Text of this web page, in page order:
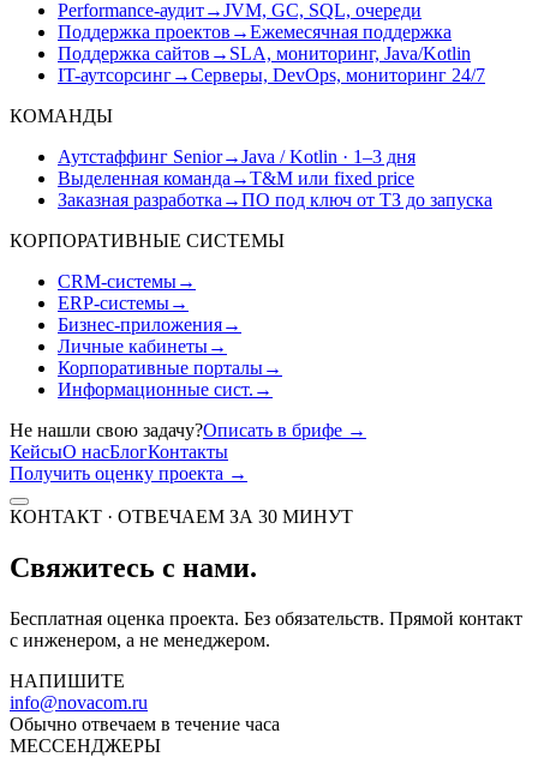
Performance-аудит→JVM, GC, SQL, очереди
Поддержка проектов →Ежемесячная поддержка
Поддержка сайтов → SLA, мониторинг, Java/Kotlin
IT-аутсорсинг→Серверы, DevOps, мониторинг 24/7
КОМАНДЫ
Аутстаффинг Senior→Java / Kotlin · 1–3 дня
Выделенная команда →T&M или fixed price
Заказная разработка →ПО под ключ от ТЗ до запуска
КОРПОРАТИВНЫЕ СИСТЕМЫ
CRM-системы→
ERP-системы→
Бизнес-приложения→
Личные кабинеты→
Корпоративные порталы→
Информационные сист. →
Не нашли свою задачу?Описать в брифе →
КейсыО насБлогКонтакты
Получить оценку проекта →
КОНТАКТ · ОТВЕЧАЕМ ЗА 30 МИНУТ
Свяжитесь с нами.
Бесплатная оценка проекта. Без обязательств. Прямой контакт
с инженером, а не менеджером.
НАПИШИТЕ
info@novacom.ru
Обычно отвечаем в течение часа
МЕССЕНДЖЕРЫ